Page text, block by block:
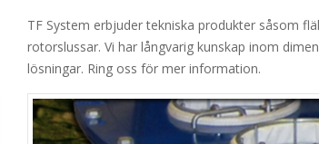
TF System erbjuder tekniska produkter såsom
rotorslussar. Vi har långvarig kunskap inom
lösningar. Ring oss för mer information.